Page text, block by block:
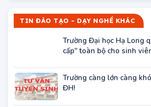
TIN ĐÀO TẠO - DẠY NGHỀ KHÁC
cấp" toàn bộ cho sinh viên